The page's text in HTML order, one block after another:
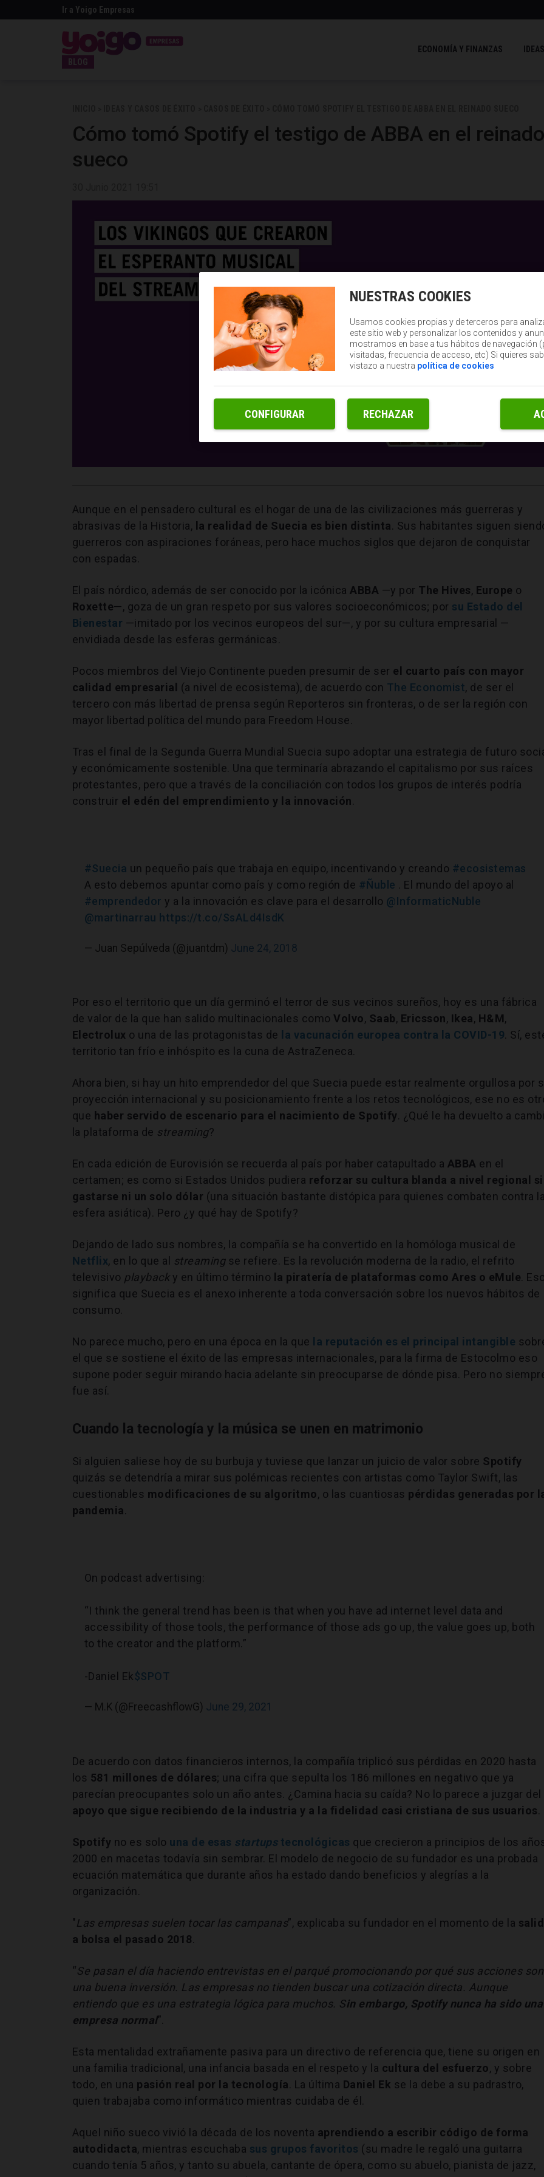
Ir a Yoigo Empresas
BLOG
ECONOMÍA Y FINANZAS
Cómo tomó Spotify el testigo de ABBA en el reinado
sueco
Aunque en el pensadero cultural es el hogar de una de las civilizaciones más guerreras y
abrasivas de la Historia, la realidad de Suecia es bien distinta. Sus habitantes siguen
guerreros con aspiraciones foráneas, pero hace muchos siglos que dejaron de conquistar
con espadas.
El país nórdico, además de ser conocido por la icónica ABBA —y por The Hives, Europe o
Roxette—, goza de un gran respeto por sus valores socioeconómicos; por su Estado del
Bienestar —imitado por los vecinos europeos del sur—, y por su cultura empresarial —
envidiada desde las esferas germánicas.
Pocos miembros del Viejo Continente pueden presumir de ser el cuarto país con mayor
calidad empresarial (a nivel de ecosistema), de acuerdo con The Economist, de ser el
tercero con más libertad de prensa según Reporteros sin fronteras, o de ser la región con
mayor libertad política del mundo para Freedom House.
Tras el final de la Segunda Guerra Mundial Suecia supo adoptar una estrategia de futuro
y económicamente sostenible. Una que terminaría abrazando el capitalismo por sus raíces
protestantes, pero que a través de la conciliación con todos los grupos de interés podría
construir el edén del emprendimiento y la innovación.
#Suecia un pequeño país que trabaja en equipo, incentivando y creando #ecosistemas
A esto debemos apuntar como país y como región de #Ñuble . El mundo del apoyo al
#emprendedor y a la innovación es clave para el desarrollo @InformaticNuble
@martinarrau https://t.co/SsALd4IsdK
— Juan Sepúlveda (@juantdm) June 24, 2018
Por eso el territorio que un día germinó el terror de sus vecinos sureños, hoy es una fábrica
de valor de la que han salido multinacionales comoVolvo, Saab, Ericsson, Ikea, H&M,
Electrolux o una de las protagonistas de la vacunación europea contra la COVID-19. Sí,
territorio tan frío e inhóspito es la cuna de AstraZeneca.
Ahora bien, si hay un hito emprendedor del que Suecia puede estar realmente orgullosa por
proyección internacional y su posicionamiento frente a los retos tecnológicos, ese no es
que haber servido de escenario para el nacimiento de Spotify. ¿Qué le ha devuelto a
la plataforma de streaming?
En cada edición de Eurovisión se recuerda al país por haber catapultado a ABBA en el
certamen; es como si Estados Unidos pudiera reforzar su cultura blanda a nivel regional
gastarse ni un solo dólar (una situación bastante distópica para quienes combaten contra
esfera asiática). Pero ¿y qué hay de Spotify?
Dejando de lado sus nombres, la compañía se ha convertido en la homóloga musical de
Netflix, en lo que al streamingse refiere. Es la revolución moderna de la radio, el refrito
televisivo playback y en último término la piratería de plataformas como Ares o eMule.
significa que Suecia es el anexo inherente a toda conversación sobre los nuevos hábitos de
consumo.
No parece mucho, pero en una época en la que la reputación es el principal intangible
el que se sostiene el éxito de las empresas internacionales, para la firma de Estocolmo eso
supone poder seguir mirando hacia adelante sin preocuparse de dónde pisa. Pero no
fue así.
Cuando la tecnología y la música se unen en matrimonio
Si alguien saliese hoy de su burbuja y tuviese que lanzar un juicio de valor sobre Spotify
quizás se detendría a mirar sus polémicas recientes con artistas como Taylor Swift, las
cuestionables modificaciones de su algoritmo, o las cuantiosas pérdidas generadas por
pandemia.
On podcast advertising:
“I think the general trend has been is that when you have ad internet level data and
accessibility of those tools, the performance of those ads go up, the value goes up, both
to the creator and the platform.”
-Daniel Ek$SPOT
— M.K (@FreecashflowG) June 29, 2021
De acuerdo con datos financieros internos, la compañía triplicó sus pérdidas en 2020 hasta
los 581 millones de dólares; una cifra que sepulta los 186 millones en negativo que ya
parecían preocupantes solo un año antes. ¿Camina hacia su caída? No lo parece a juzgar del
apoyo que sigue recibiendo de la industria y a la fidelidad casi cristiana de sus usuarios.
Spotify no es solo una de esas startups tecnológicas que crecieron a principios de los
2000 en macetas todavía sin sembrar. El modelo de negocio de su fundador es una probada
ecuación matemática que durante años ha estado dando beneficios y alegrías a la
organización.
"Las empresas suelen tocar las campanas”, explicaba su fundador en el momento de la
a bolsa el pasado 2018.
“Se pasan el día haciendo entrevistas en el parqué promocionando por qué sus acciones son
una buena inversión. Las empresas no tienden buscar una cotización directa. Aunque
entiendo que es una estrategia lógica para muchos. Sin embargo, Spotify nunca ha sido una
empresa normal”.
Esta mentalidad extrañamente pasiva para un directivo de referencia que, tiene su origen en
una familia tradicional, una infancia basada en el respeto y la cultura del esfuerzo, y sobre
todo, en una pasión real por la tecnología. La última Daniel Ek se la debe a su padrastro,
quien trabajaba como informático mientras cuidaba de él.
Aquel niño sueco vivió la década de los noventa aprendiendo a escribir código de forma
autodidacta, mientras escuchaba sus grupos favoritos (su madre le regaló una guitarra
cuando tenía 5 años, y tanto su abuela, cantante de ópera, como su abuelo, pianista de jazz,
NUESTRAS COOKIES
Usamos cookies propias y de terceros para
este sitio web y personalizar los contenidos y
mostramos en base a tus hábitos de navegación
visitadas, frecuencia de acceso, etc) Si quieres
vistazo a nuestra política de cookies
RECHAZAR
CONFIGURAR